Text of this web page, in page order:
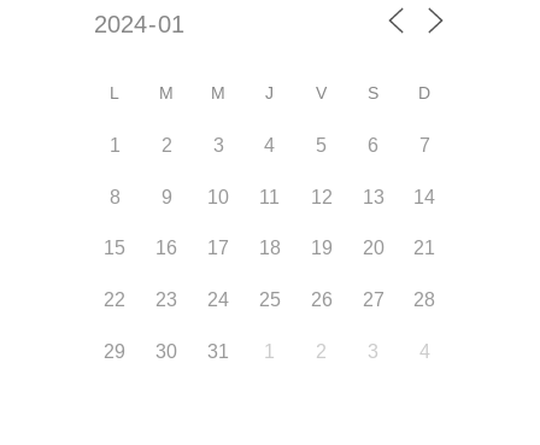
L M M J V S D
1 2 3 4 5 6 7
8 9 10 11 12 13 14
15 16 17 18 19 20 21
22 23 24 25 26 27 28
29 30 31 1 2 3 4